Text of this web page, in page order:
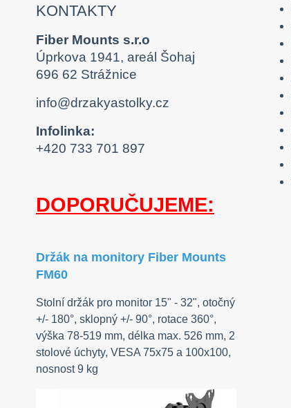
KONTAKTY
Fiber Mounts s.r.o
Úprkova 1941, areál Šohaj
696 62 Strážnice
info@drzakyastolky.cz
Infolinka:
+420 733 701 897
DOPORUČUJEME:
Držák na monitory Fiber Mounts
FM60
Stolní držák pro monitor 15" - 32", otočný
+/- 180°, sklopný +/- 90°, rotace 360°,
výška 78-519 mm, délka max. 526 mm, 2
stolové úchyty, VESA 75x75 a 100x100,
nosnost 9 kg